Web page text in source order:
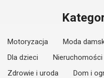
Motoryzacja Moda
Dla dzieci
Nieruchomości
Zdrowie i uroda
Dom i